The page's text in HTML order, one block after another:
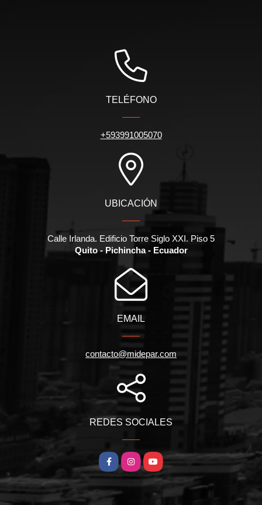
TELÉFONO
+593991005070
UBICACIÓN
Calle Irlanda. Edificio Torre Siglo XXI. Piso 5
Quito - Pichincha - Ecuador
EMAIL
contacto@midepar.com
REDES SOCIALES
FacebookInstagramYouTube